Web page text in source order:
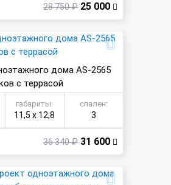
28 750 ₽ 25 000
дома AS-2565
с террасой
габариты:
11,5 х 12,8
спален:
3
36 340 ₽ 31 600